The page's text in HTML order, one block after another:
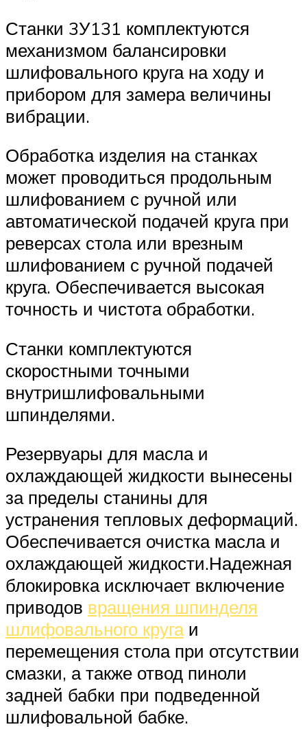
Станки 3У131 комплектуются
механизмом балансировки
шлифовального круга на ходу и
прибором для замера величины
вибрации.
Обработка изделия на станках
может проводиться продольным
шлифованием с ручной или
автоматической подачей круга при
реверсах стола или врезным
шлифованием с ручной подачей
круга. Обеспечивается высокая
точность и чистота обработки.
Станки комплектуются
скоростными точными
внутришлифовальными
шпинделями.
Резервуары для масла и
охлаждающей жидкости вынесены
за пределы станины для
устранения тепловых деформаций.
Обеспечивается очистка масла и
охлаждающей жидкости.Надежная
блокировка исключает включение
приводов вращения шпинделя
шлифовального кругаи
перемещения стола при отсутствии
смазки, а также отвод пиноли
задней бабки при подведенной
шлифовальной бабке.